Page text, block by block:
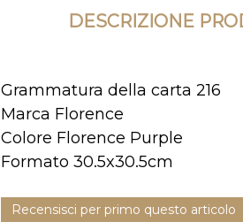
DESCRIZIONE
Grammatura della carta 216
Marca Florence
Colore Florence Purple
Formato 30.5x30.5cm
Recensisci per primo questo articolo